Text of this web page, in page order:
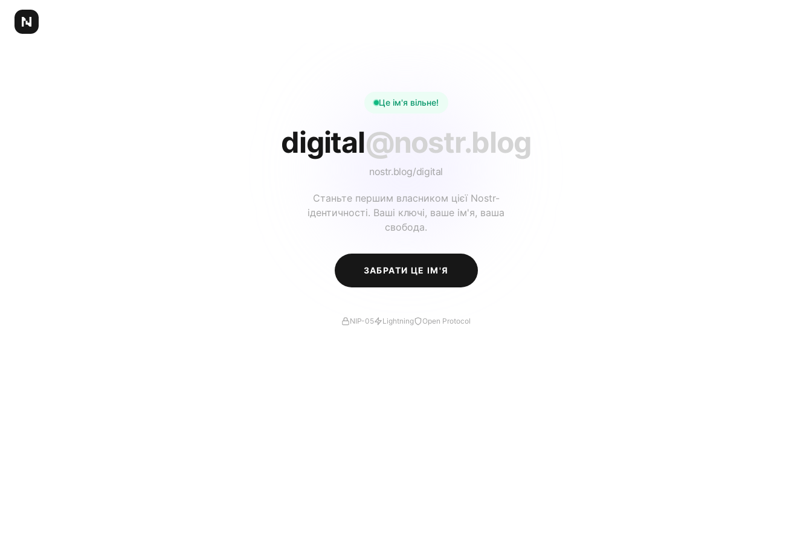
Це ім'я вільне!
digital@nostr.blog
nostr.blog/digital
Станьте першим власником цієї Nostr-
ідентичності. Ваші ключі, ваше ім'я, ваша
свобода.
ЗАБРАТИ ЦЕ ІМ'Я
NIP-05 Lightning Open Protocol